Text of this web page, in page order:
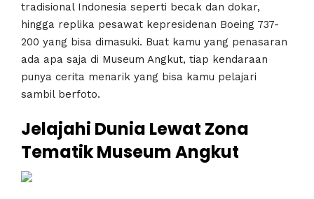
tradisional Indonesia seperti becak dan dokar,
hingga replika pesawat kepresidenan Boeing 737-
200 yang bisa dimasuki. Buat kamu yang penasaran
ada apa saja di Museum Angkut, tiap kendaraan
punya cerita menarik yang bisa kamu pelajari
sambil berfoto.
Jelajahi Dunia Lewat Zona
Tematik Museum Angkut